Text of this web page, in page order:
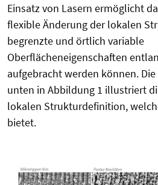
Einsatz von Lasern ermöglicht
flexible Änderung der lokalen
begrenzte und örtlich variable
Oberflächeneigenschaften
aufgebracht werden können.
unten in Abbildung 1 illustriert
lokalen Strukturdefinition,
bietet.